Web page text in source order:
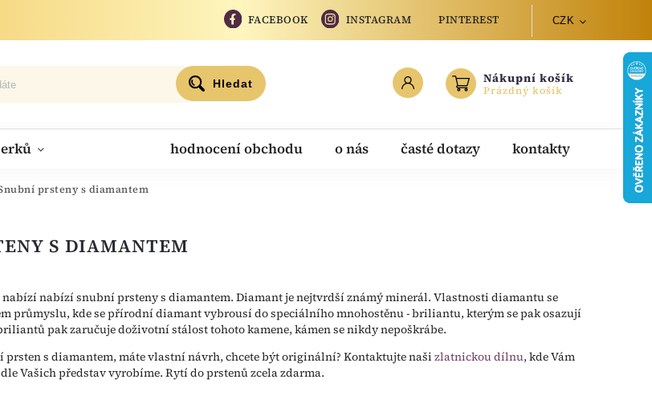
FACEBOOK INSTAGRAM PINTEREST CZK
Hledat Nákupní košík
Prázdný košík
hodnocení obchodu o nás časté dotazy kontakty
prsteny s diamantem
S DIAMANTEM
nabízí snubní prsteny s diamantem. Diamant je nejtvrdší známý minerál. Vlastnosti diamantu se
průmyslu, kde se přírodní diamant vybrousí do speciálního mnohostěnu - briliantu, kterým se pak osazují
pak zaručuje doživotní stálost tohoto kamene, kámen se nikdy nepoškrábe.
prsten s diamantem, máte vlastní návrh, chcete být originální? Kontaktujte naši zlatnickou dílnu, kde Vám
Vašich představ vyrobíme. Rytí do prstenů zcela zdarma.